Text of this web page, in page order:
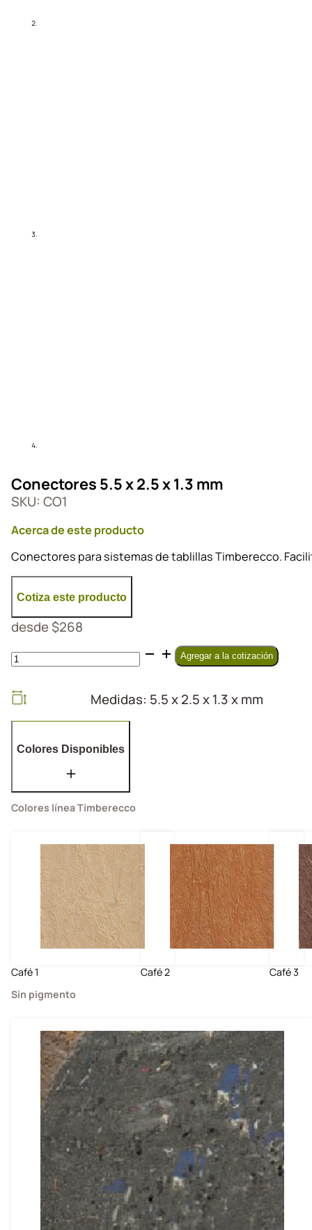
Conectores 5.5 x 2.5 x 1.3 mm
SKU: CO1
Acerca de este producto
Conectores para sistemas de tablillas Timberecco.
Cotiza este producto
desde$268
cantidad
Agregar a la cotización
Medidas: 5.5 x 2.5 x 1.3 x mm
Colores Disponibles
Colores línea Timberecco
Café 1 Café 2
Café 3
Sin pigmento